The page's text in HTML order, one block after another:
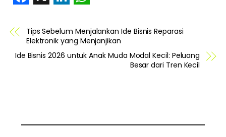
F
a
e
k
X L
i
n
k
n
W
h
a
t
p
Tips Sebelum Menjalankan Ide Bisnis Reparasi
Elektronik yang Menjanjikan
Ide Bisnis 2026 untuk Anak Muda Modal Kecil: Peluang
Besar dari Tren Kecil